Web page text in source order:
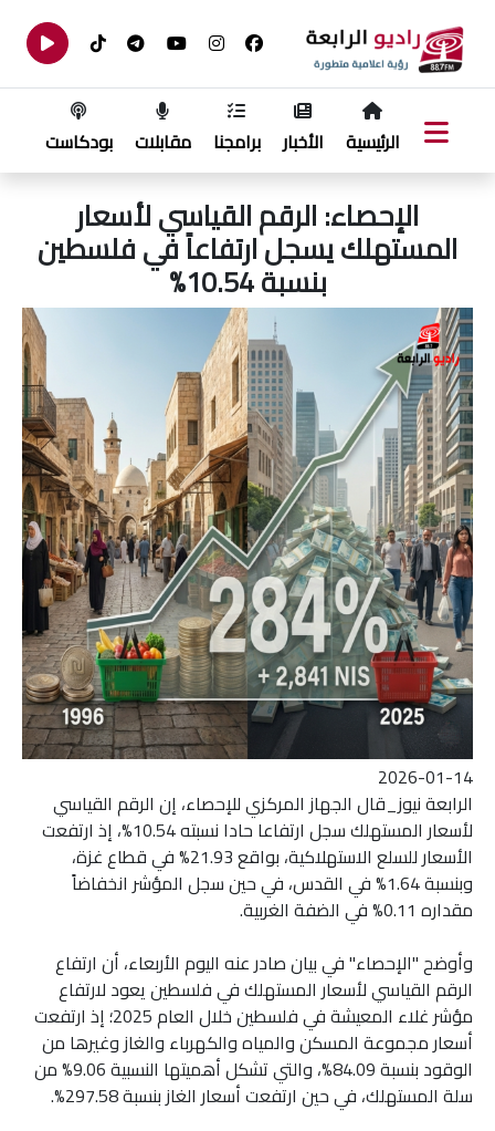
الرئيسية الأخبار برامجنا مقابلات بودكاست
الإحصاء: الرقم القياسي لأسعار
المستهلك يسجل ارتفاعاً في فلسطين
بنسبة 10.54%
2026-01-14
الرابعة نيوز_قال الجهاز المركزي للإحصاء، إن الرقم القياسي
لأسعار المستهلك سجل ارتفاعا حادا نسبته 10.54%، إذ ارتفعت
الأسعار للسلع الاستهلاكية، بواقع 21.93% في قطاع غزة،
وبنسبة 1.64% في القدس، في حين سجل المؤشر انخفاضاً
مقداره 0.11% في الضفة الغربية.
وأوضح "الإحصاء" في بيان صادر عنه اليوم الأربعاء، أن ارتفاع
الرقم القياسي لأسعار المستهلك في فلسطين يعود لارتفاع
مؤشر غلاء المعيشة في فلسطين خلال العام 2025؛ إذ ارتفعت
أسعار مجموعة المسكن والمياه والكهرباء والغاز وغيرها من
الوقود بنسبة 84.09%، والتي تشكل أهميتها النسبية 9.06% من
سلة المستهلك، في حين ارتفعت أسعار الغاز بنسبة 297.58%.